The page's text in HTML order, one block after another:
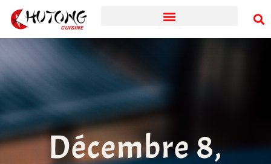
Décembre 8,